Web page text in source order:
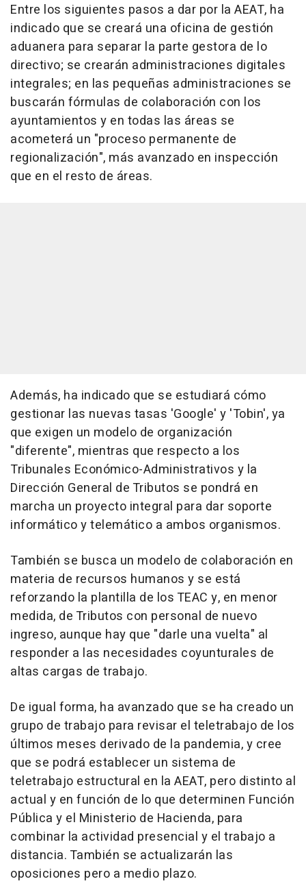
Entre los siguientes pasos a dar por la AEAT, ha
indicado que se creará una oficina de gestión
aduanera para separar la parte gestora de lo
directivo; se crearán administraciones digitales
integrales; en las pequeñas administraciones se
buscarán fórmulas de colaboración con los
ayuntamientos y en todas las áreas se
acometerá un "proceso permanente de
regionalización", más avanzado en inspección
que en el resto de áreas.
Además, ha indicado que se estudiará cómo
gestionar las nuevas tasas 'Google' y 'Tobin', ya
que exigen un modelo de organización
"diferente", mientras que respecto a los
Tribunales Económico-Administrativos y la
Dirección General de Tributos se pondrá en
marcha un proyecto integral para dar soporte
informático y telemático a ambos organismos.
También se busca un modelo de colaboración en
materia de recursos humanos y se está
reforzando la plantilla de los TEAC y, en menor
medida, de Tributos con personal de nuevo
ingreso, aunque hay que "darle una vuelta" al
responder a las necesidades coyunturales de
altas cargas de trabajo.
De igual forma, ha avanzado que se ha creado un
grupo de trabajo para revisar el teletrabajo de los
últimos meses derivado de la pandemia, y cree
que se podrá establecer un sistema de
teletrabajo estructural en la AEAT, pero distinto al
actual y en función de lo que determinen Función
Pública y el Ministerio de Hacienda, para
combinar la actividad presencial y el trabajo a
distancia. También se actualizarán las
oposiciones pero a medio plazo.